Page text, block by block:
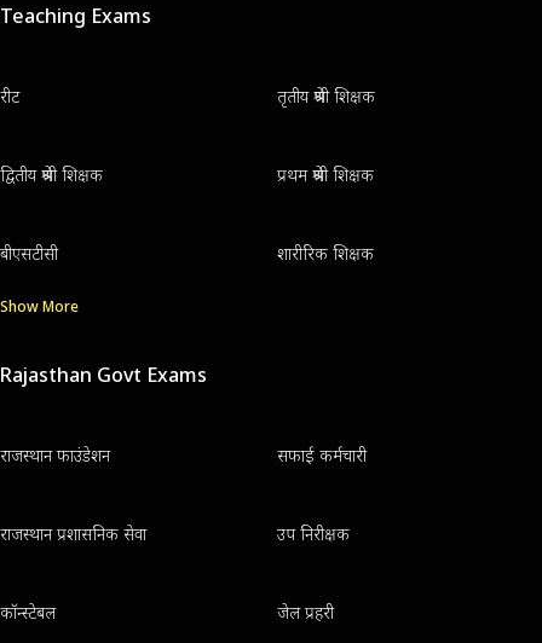
Teaching Exams
रीट तृतीय श्रेणी शिक्षक
द्वितीय श्रेणी शिक्षक प्रथम श्रेणी शिक्षक
बीएसटीसी शारीरिक शिक्षक
Show More
Rajasthan Govt Exams
राजस्थान फाउंडेशन सफाई कर्मचारी
राजस्थान प्रशासनिक सेवा उप निरीक्षक
कॉन्स्टेबल जेल प्रहरी